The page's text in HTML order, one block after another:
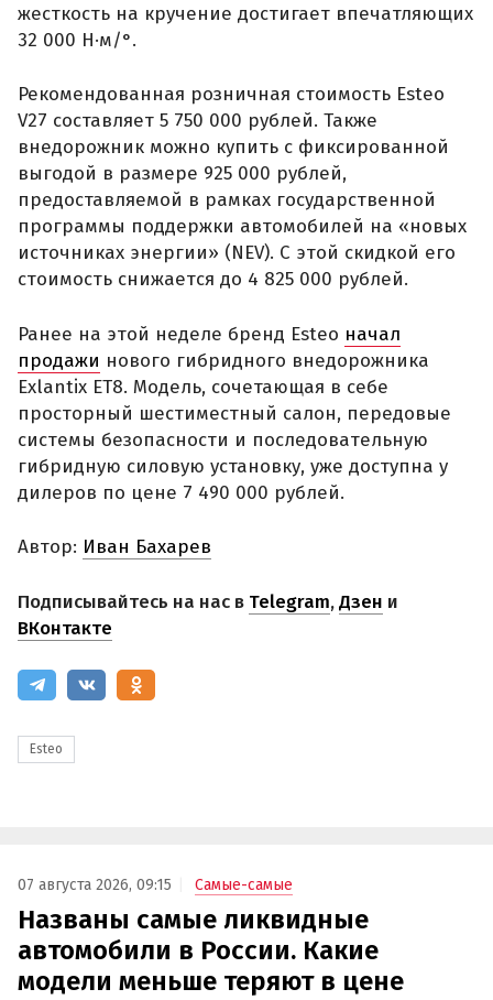
жесткость на кручение достигает впечатляющих
32 000 Н·м/°.
Рекомендованная розничная стоимость Esteo
V27 составляет 5 750 000 рублей. Также
внедорожник можно купить с фиксированной
выгодой в размере 925 000 рублей,
предоставляемой в рамках государственной
программы поддержки автомобилей на «новых
источниках энергии» (NEV). С этой скидкой его
стоимость снижается до 4 825 000 рублей.
Ранее на этой неделе бренд Esteo начал
продажи нового гибридного внедорожника
Exlantix ET8. Модель, сочетающая в себе
просторный шестиместный салон, передовые
системы безопасности и последовательную
гибридную силовую установку, уже доступна у
дилеров по цене 7 490 000 рублей.
Автор: Иван Бахарев
Подписывайтесь на нас в Telegram,Дзен и
ВКонтакте
Esteo
07 августа 2026, 09:15 Самые-самые
Названы самые ликвидные
автомобили в России. Какие
модели меньше теряют в цене